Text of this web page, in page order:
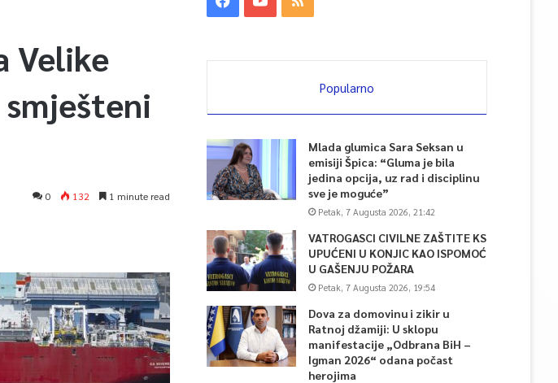
Velike
0 132 1 minute read
Popularno
Mlada glumica Sara Seksan u
emisiji Špica: “Gluma je bila
jedina opcija, uz rad i disciplinu
sve je moguće”
Petak, 7 Augusta 2026, 21:42
VATROGASCI CIVILNE ZAŠTITE KS
UPUĆENI U KONJIC KAO ISPOMOĆ
U GAŠENJU POŽARA
Petak, 7 Augusta 2026, 19:54
Dova za domovinu i zikir u
Ratnoj džamiji: U sklopu
manifestacije „Odbrana BiH –
Igman 2026“ odana počast
herojima